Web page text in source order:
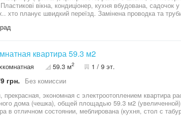
Пластикові вікна, кондиціонер, кухня вбудована, садочок
квартира 59.3 м2
59.3 м2 1 / 9 эт.
грн.
Без комиссии
экономная с электроотоплением квартира расположена на первом этаже в центре 9-ти этажного
дома (чешка), общей площадью 59.3 м2
меблирована (кухня, стол с табуретами, угловой диван, журнальный и письменный